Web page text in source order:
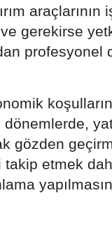
araçlarının
gerekirse
profesyonel
koşulların
gözden
etmek